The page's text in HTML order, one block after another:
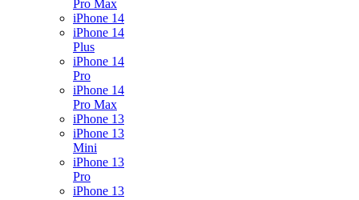
Pro Max
iPhone 14
iPhone 14
Plus
iPhone 14
Pro
iPhone 14
Pro Max
iPhone 13
iPhone 13
Mini
iPhone 13
Pro
iPhone 13